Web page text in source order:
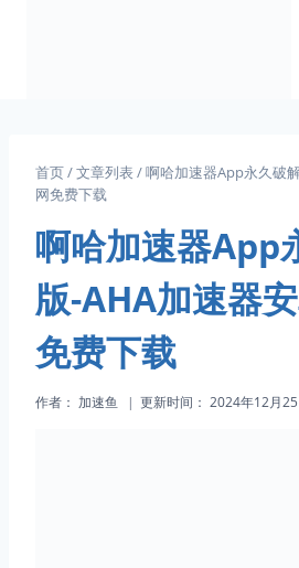
首页/文章列表/啊哈加速器App永久破
网免费下载
啊哈加速器App
版-AHA加速器
免费下载
作者： 加速鱼 更新时间： 2024年12月25